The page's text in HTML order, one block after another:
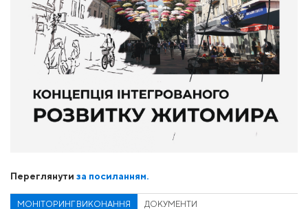
Переглянути за посиланням.
МОНІТОРИНГ ВИКОНАННЯ ДОКУМЕНТИ